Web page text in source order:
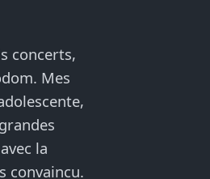
concerts,
Mes
la
convaincu.